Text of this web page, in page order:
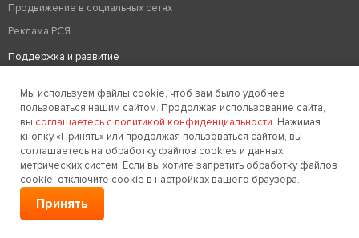
Продвижение в социальных сетях
Реклама РСЯ
Поддержка и развитие
Вывод из бана
Техподдержка сайтов
Редизайн сайтов
Хостинг
Оптимизация сайтов
Удаление вирусов на сайте
Мы используем файлы cookie, чтоб вам было удобнее
пользоваться нашим сайтом. Продолжая использование сайта,
вы соглашаетесь с политикой конфиденциальности. Нажимая
кнопку «Принять» или продолжая пользоваться сайтом, вы
соглашаетесь на обработку файлов cookies и данных
метрических систем. Если вы хотите запретить обработку файлов
cookie, отключите cookie в настройках вашего браузера.
Принять